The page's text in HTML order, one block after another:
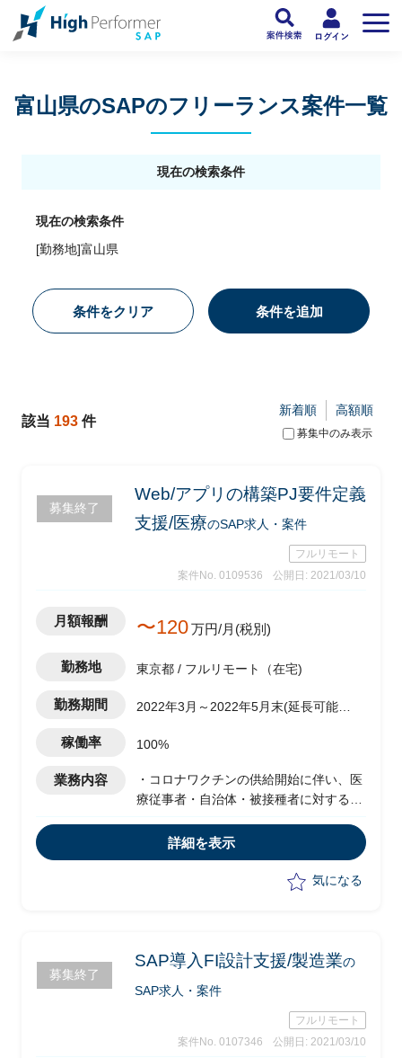
富山県のSAPのフリーランス案件一覧
現在の検索条件
現在の検索条件
[勤務地]富山県
条件をクリア 条件を追加
該当 193 件
募集中のみ表示
新着順 高額順
募集終了
Web/アプリの構築PJ要件定義
支援/医療のSAP求人・案件
フルリモート
案件No. 0109536
公開日: 2021/03/10
月額報酬 〜120万円/月(税別)
勤務地 東京都 / フルリモート（在宅)
勤務期間
2022年3月～2022年5月末(延長可能性
稼働率 100%
業務内容
・コロナワクチンの供給開始に伴い、医
療従事者・自治体・被接種者に対する情
アプリの構築にかかわる周辺業務の整
理、プロジェクト全体マネジメントの以
詳細を表示
気になる
募集終了
SAP導入FI設計支援/製造業の
SAP求人・案件
フルリモート
案件No. 0107346
公開日: 2021/03/10